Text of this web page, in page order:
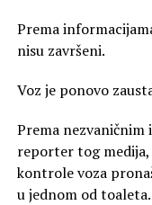
Prema
nisu završeni.
Voz je ponovo
Prema nezvaničnim
reporter tog
kontrole voza
u jednom od toaleta.